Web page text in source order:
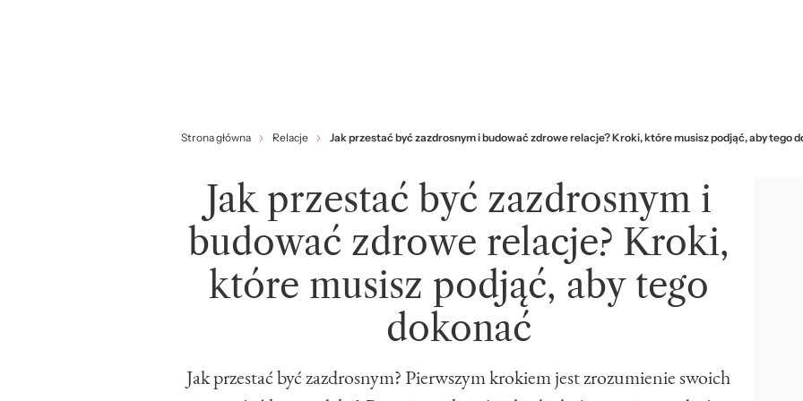
Strona główna Relacje Jak przestać być zazdrosnym i budować zdrowe relacje? Kroki, które musisz podjąć, aby tego
Jak przestać być zazdrosnym i
budować zdrowe relacje? Kroki,
które musisz podjąć, aby tego
dokonać
Jak przestać być zazdrosnym? Pierwszym krokiem jest zrozumienie swoich